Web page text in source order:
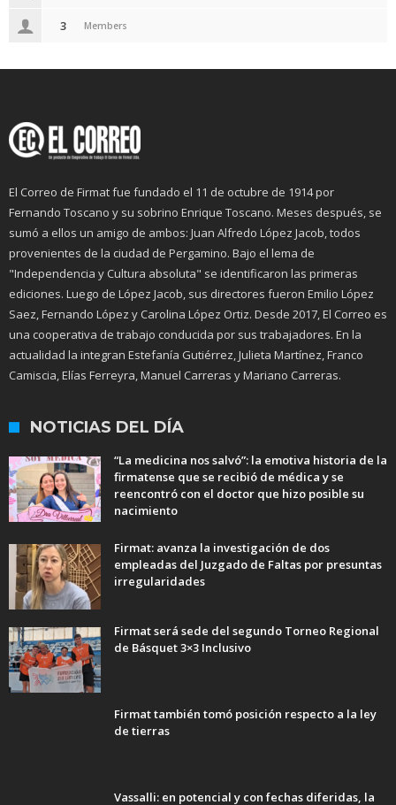
3 Members
El Correo de Firmat fue fundado el 11 de octubre de 1914 por
Fernando Toscano y su sobrino Enrique Toscano. Meses después, se
sumó a ellos un amigo de ambos: Juan Alfredo López Jacob, todos
provenientes de la ciudad de Pergamino. Bajo el lema de
"Independencia y Cultura absoluta" se identificaron las primeras
ediciones. Luego de López Jacob, sus directores fueron Emilio López
Saez, Fernando López y Carolina López Ortiz. Desde 2017, El Correo es
una cooperativa de trabajo conducida por sus trabajadores. En la
actualidad la integran Estefanía Gutiérrez, Julieta Martínez, Franco
Camiscia, Elías Ferreyra, Manuel Carreras y Mariano Carreras.
NOTICIAS DEL DÍA
“La medicina nos salvó”: la emotiva historia de la
firmatense que se recibió de médica y se
reencontró con el doctor que hizo posible su
nacimiento
Firmat: avanza la investigación de dos
empleadas del Juzgado de Faltas por presuntas
irregularidades
Firmat será sede del segundo Torneo Regional
de Básquet 3×3 Inclusivo
Firmat también tomó posición respecto a la ley
de tierras
Vassalli: en potencial y con fechas diferidas, la